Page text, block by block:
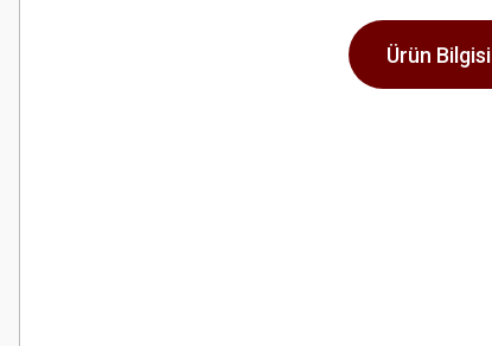
Ürün Bilgisi